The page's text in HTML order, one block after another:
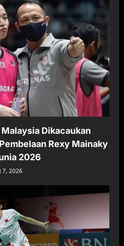
Dikacaukan
Rexy Mainaky
2026
7, 2026